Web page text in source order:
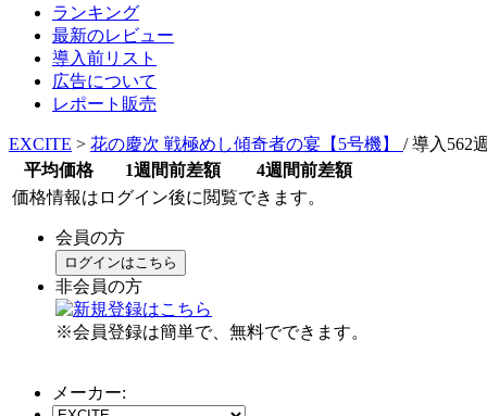
ランキング
最新のレビュー
導入前リスト
広告について
レポート販売
EXCITE > 花の慶次 戦極めし傾奇者の宴【5号機】 / 導入562
平均価格
1週間前差額
4週間前差額
価格情報はログイン後に閲覧できます。
会員の方
ログインはこちら
非会員の方
※会員登録は簡単で、無料でできます。
メーカー: